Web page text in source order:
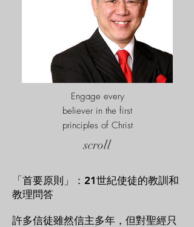
Engage every
believer in the first
principles of Christ
scroll
「首要原則」：21世紀使徒的教訓和
教理問答
許多信徒雖然信主多年，但對聖經只